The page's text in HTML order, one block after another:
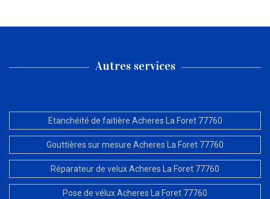
Autres services
Etanchéité de faitière Acheres La Foret 77760
Gouttières sur mesure Acheres La Foret 77760
Réparateur de velux Acheres La Foret 77760
Pose de vélux Acheres La Foret 77760